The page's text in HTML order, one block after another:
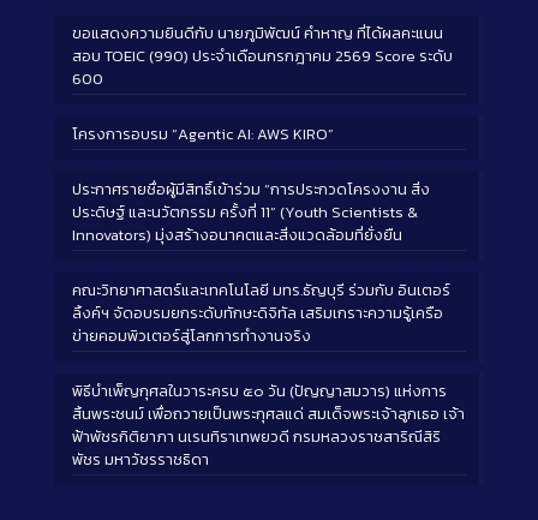
ขอแสดงความยินดีกับ นายภูมิพัฒน์ คำหาญ ที่ได้ผลคะแนน
สอบ TOEIC (990) ประจำเดือนกรกฎาคม 2569 Score ระดับ
600
โครงการอบรม “Agentic AI: AWS KIRO”
ประกาศรายชื่อผู้มีสิทธิ์เข้าร่วม “การประกวดโครงงาน สิ่ง
ประดิษฐ์ และนวัตกรรม ครั้งที่ 11” (Youth Scientists &
Innovators) มุ่งสร้างอนาคตและสิ่งแวดล้อมที่ยั่งยืน
คณะวิทยาศาสตร์และเทคโนโลยี มทร.ธัญบุรี ร่วมกับ อินเตอร์
ลิ้งค์ฯ จัดอบรมยกระดับทักษะดิจิทัล เสริมเกราะความรู้เครือ
ข่ายคอมพิวเตอร์สู่โลกการทำงานจริง
พิธีบำเพ็ญกุศลในวาระครบ ๕๐ วัน (ปัญญาสมวาร) แห่งการ
สิ้นพระชนม์ เพื่อถวายเป็นพระกุศลแด่ สมเด็จพระเจ้าลูกเธอ เจ้า
ฟ้าพัชรกิติยาภา นเรนทิราเทพยวดี กรมหลวงราชสาริณีสิริ
พัชร มหาวัชรราชธิดา